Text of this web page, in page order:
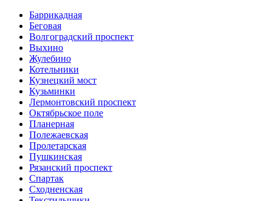
Баррикадная
Беговая
Волгоградский проспект
Выхино
Жулебино
Котельники
Кузнецкий мост
Кузьминки
Лермонтовский проспект
Октябрьское поле
Планерная
Полежаевская
Пролетарская
Пушкинская
Рязанский проспект
Спартак
Сходненская